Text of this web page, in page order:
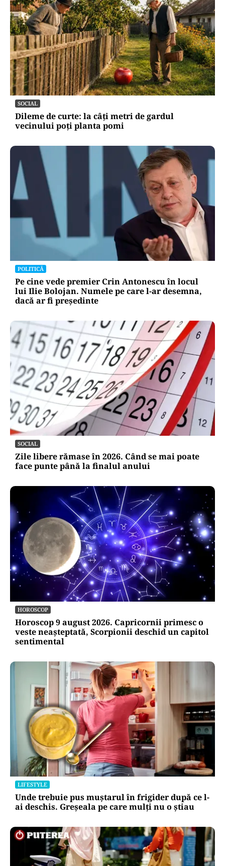
SOCIAL
Dileme de curte: la câți metri de gardul
vecinului poți planta pomi
POLITICĂ
Pe cine vede premier Crin Antonescu în locul
lui Ilie Bolojan. Numele pe care l-ar desemna,
dacă ar fi președinte
SOCIAL
Zile libere rămase în 2026. Când se mai poate
face punte până la finalul anului
HOROSCOP
Horoscop 9 august 2026. Capricornii primesc o
veste neașteptată, Scorpionii deschid un capitol
sentimental
LIFESTYLE
Unde trebuie pus muștarul în frigider după ce l-
ai deschis. Greșeala pe care mulți nu o știau